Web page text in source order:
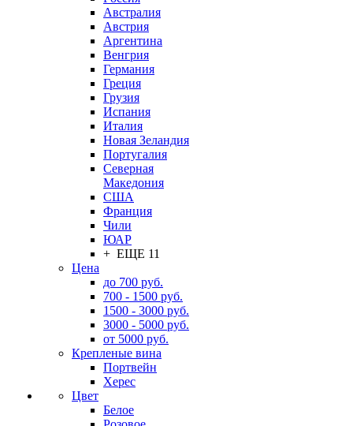
Австралия
Австрия
Аргентина
Венгрия
Германия
Греция
Грузия
Испания
Италия
Новая Зеландия
Португалия
Северная
Македония
США
Франция
Чили
ЮАР
+ ЕЩЕ 11
Цена
до 700 руб.
700 - 1500 руб.
1500 - 3000 руб.
3000 - 5000 руб.
от 5000 руб.
Крепленые вина
Портвейн
Херес
Цвет
Белое